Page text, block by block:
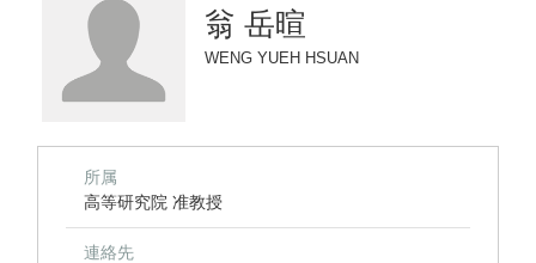
翁 岳暄
WENG YUEH HSUAN
所属
高等研究院 准教授
連絡先